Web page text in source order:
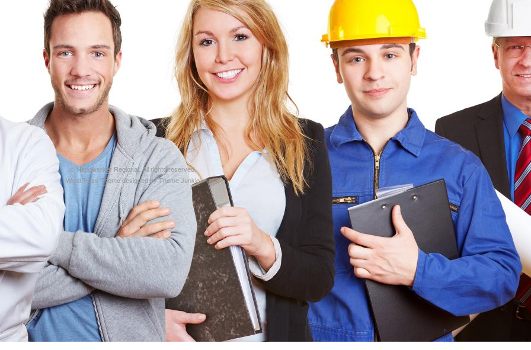
©Handwerker Regional. All rights reserved.
WordPress Themedesigned byTheme Junkie